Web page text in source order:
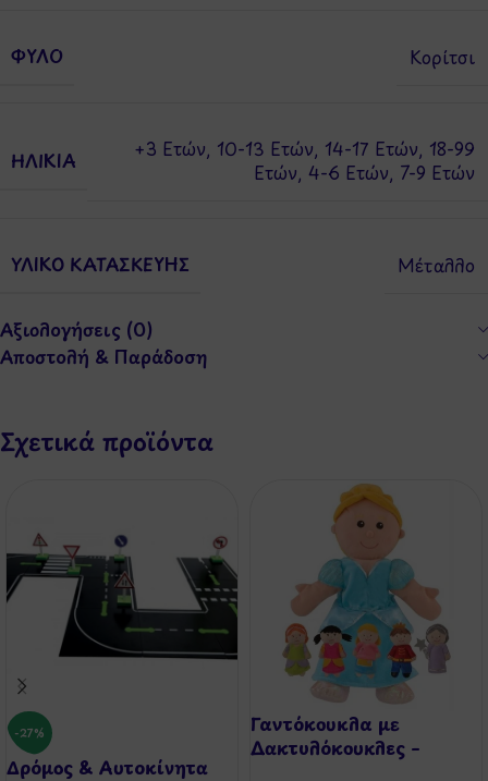
ΦΎΛΟ Κορίτσι
ΗΛΙΚΊΑ +3 Ετών, 10-13 Ετών, 14-17 Ετών, 18-99
Ετών, 4-6 Ετών, 7-9 Ετών
ΥΛΙΚΌ ΚΑΤΑΣΚΕΥΉΣ Μέταλλο
Αξιολογήσεις (0)
Αποστολή & Παράδοση
Σχετικά προϊόντα
-27%
Δρόμος & Αυτοκίνητα
Γαντόκουκλα με
Δακτυλόκουκλες –